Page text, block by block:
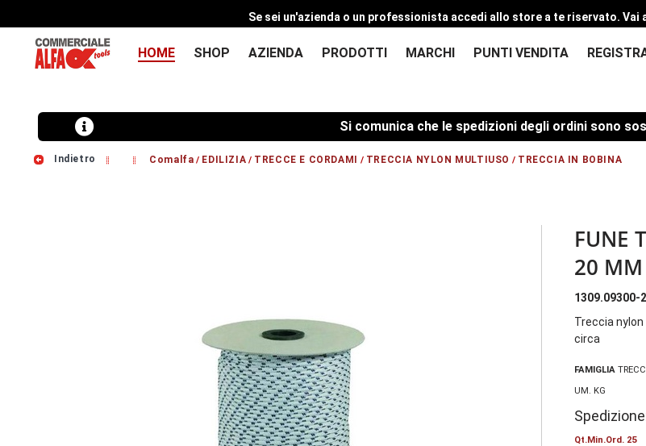
Se sei un'azienda o un professionista accedi allo store a te riservato. Vai
HOME SHOP AZIENDA PRODOTTI MARCHI PUNTI VENDITA
Si comunica che le spedizioni degli ordini sono sospese
Indietro Comalfa / EDILIZIA / TRECCE E CORDAMI / TRECCIA NYLON MULTIUSO / TRECCIA IN BOBINA
FUNE
20 MM
1309.09300-
Treccia
circa
FAMIGLIA
UM. KG
Qt.Min.Ord. 25